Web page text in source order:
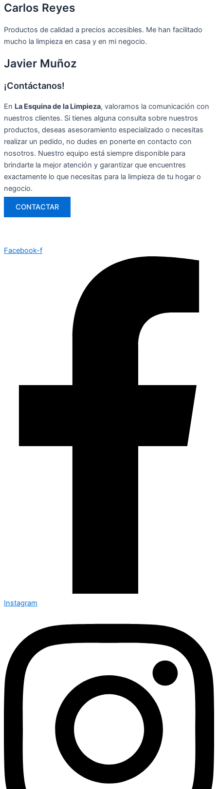
Carlos Reyes
Productos de calidad a precios accesibles. Me han facilitado
mucho la limpieza en casa y en mi negocio.
Javier Muñoz
¡Contáctanos!
En La Esquina de la Limpieza, valoramos la comunicación con
nuestros clientes. Si tienes alguna consulta sobre nuestros
productos, deseas asesoramiento especializado o necesitas
realizar un pedido, no dudes en ponerte en contacto con
nosotros. Nuestro equipo está siempre disponible para
brindarte la mejor atención y garantizar que encuentres
exactamente lo que necesitas para la limpieza de tu hogar o
negocio.
CONTACTAR
Facebook-f
Instagram